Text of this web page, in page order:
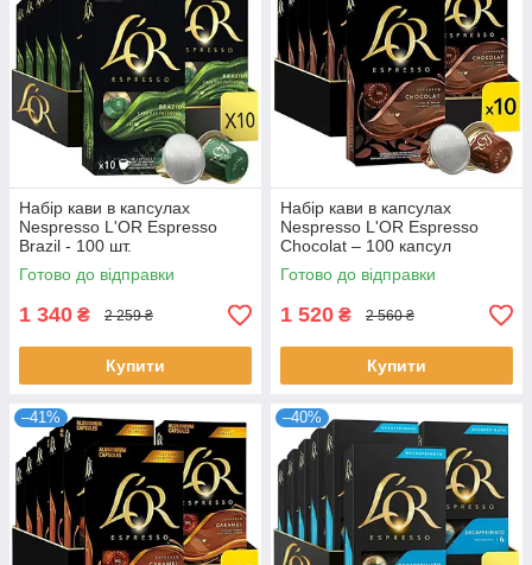
Набір кави в капсулах
Nespresso L'OR Espresso
Brazil - 100 шт.
Готово до відправки
1 340 ₴ 2 259 ₴
Купити
Набір кави в капсулах
Nespresso L'OR Espresso
Chocolat – 100 капсул
Готово до відправки
1 520 ₴ 2 560 ₴
Купити
–41% –40%